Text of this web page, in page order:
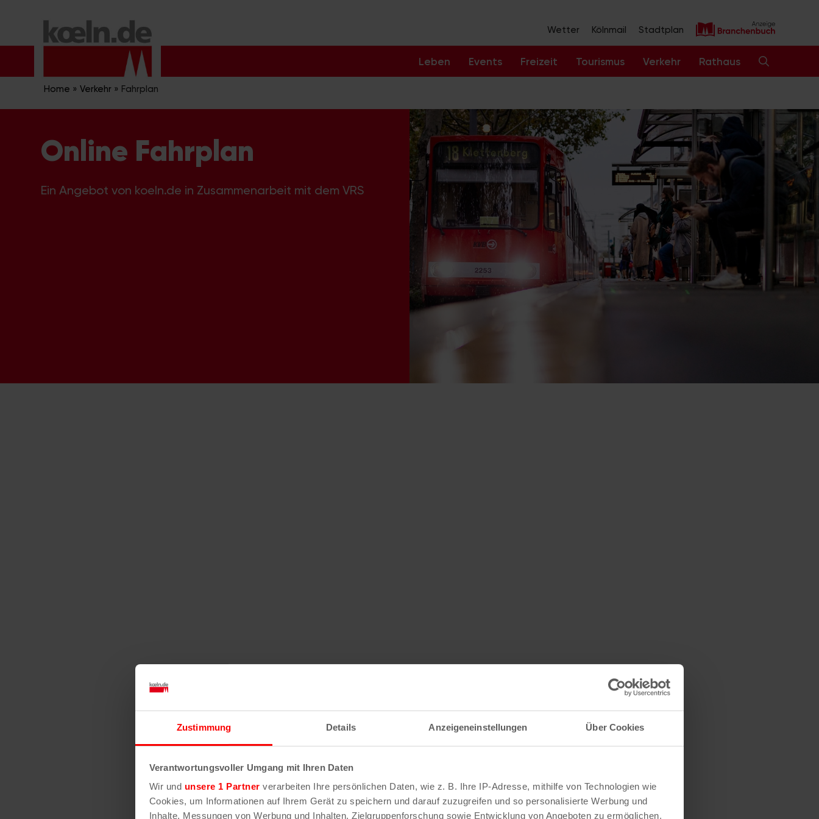
Zustimmung Details Anzeigeneinstellungen Über Cookies
Verantwortungsvoller Umgang mit Ihren Daten
Wir und unsere 1 Partner verarbeiten Ihre persönlichen Daten, wie z. B. Ihre IP-Adresse, mithilfe von Technologien wie
Cookies, um Informationen auf Ihrem Gerät zu speichern und darauf zuzugreifen und so personalisierte Werbung und
Inhalte, Messungen von Werbung und Inhalten, Zielgruppenforschung sowie Entwicklung von Angeboten zu ermöglichen.
Inhalt
Wetter Kölnmail Stadtplan
Leben Events Freizeit Tourismus Verkehr Rathaus
Home » Verkehr » Fahrplan
Online Fahrplan
Ein Angebot von koeln.de in Zusammenarbeit mit dem VRS